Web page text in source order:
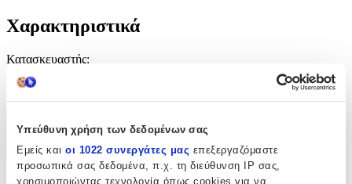
Υπεύθυνη χρήση των δεδομένων σας
Εμείς και οι 1022 συνεργάτες μας επεξεργαζόμαστε
προσωπικά σας δεδομένα, π.χ. τη διεύθυνση IP σας,
χρησιμοποιώντας τεχνολογία όπως cookies για να
Χαρακτηριστικά
Κατασκευαστής:
Χαρακτηριστικά
+